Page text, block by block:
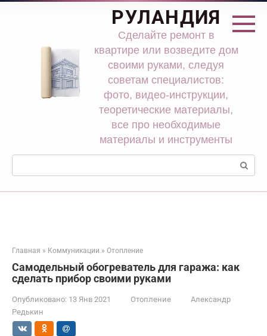
Перейти
РУЛАНДИЯ
Сделайте ремонт в
квартире или возведите дом
своими руками, следуя
советам специалистов:
фото, видео-инструкции,
теоретические материалы,
все про необходимые
материалы и инструменты
Поиск:
Главная » Коммуникации » Отопление
Самодельный обогреватель для гаража: как
сделать прибор своими руками
Опубликовано: 13 Янв 2021 Отопление
Александр
Редькин